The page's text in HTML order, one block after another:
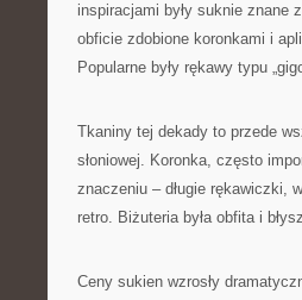
inspiracjami były suknie znane
obficie zdobione koronkami i
Popularne były rękawy typu
Tkaniny tej dekady to przede
słoniowej. Koronka, często
znaczeniu – długie rękawiczki,
retro. Biżuteria była obfita i
Ceny sukien wzrosły